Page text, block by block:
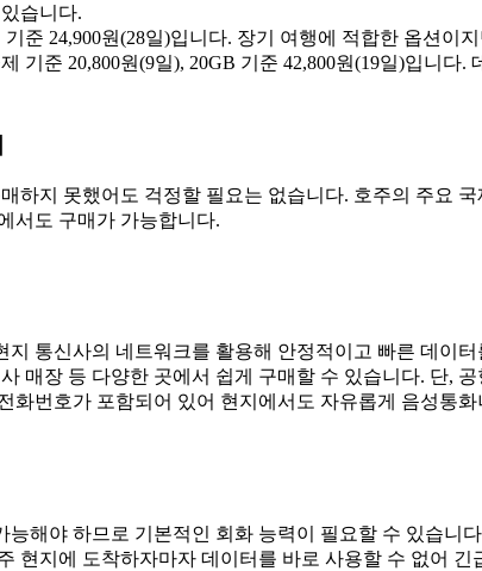
습니다.
준 24,900원(28일)입니다. 장기 여행에 적합한 옵션
기준 20,800원(9일), 20GB 기준 42,800원(19일)입니
하지 못했어도 걱정할 필요는 없습니다. 호주의 주요
서도 구매가 가능합니다.
지 통신사의 네트워크를 활용해 안정적이고 빠른 데이
매장 등 다양한 곳에서 쉽게 구매할 수 있습니다. 단,
화번호가 포함되어 있어 현지에서도 자유롭게 음성통
능해야 하므로 기본적인 회화 능력이 필요할 수 있습니
현지에 도착하자마자 데이터를 바로 사용할 수 없어